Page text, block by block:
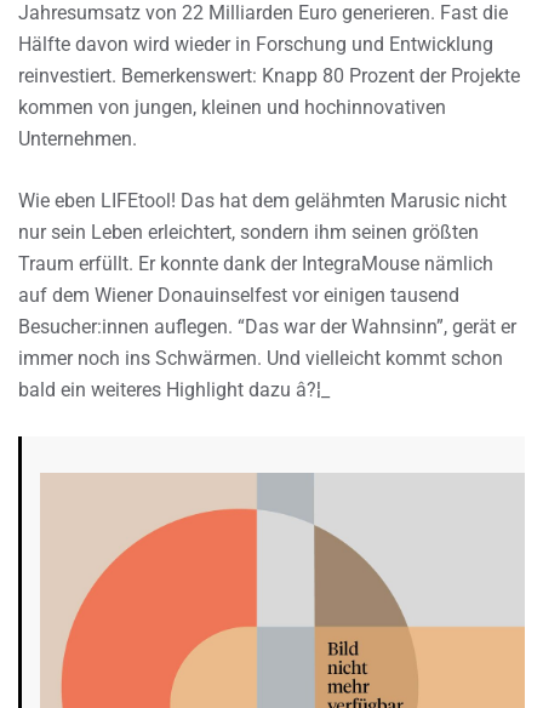
Jahresumsatz von 22 Milliarden Euro generieren. Fast die
Hälfte davon wird wieder in Forschung und Entwicklung
reinvestiert. Bemerkenswert: Knapp 80 Prozent der Projekte
kommen von jungen, kleinen und hochinnovativen
Unternehmen.
Wie eben LIFEtool! Das hat dem gelähmten Marusic nicht
nur sein Leben erleichtert, sondern ihm seinen größten
Traum erfüllt. Er konnte dank der IntegraMouse nämlich
auf dem Wiener Donauinselfest vor einigen tausend
Besucher:innen auflegen. “Das war der Wahnsinn”, gerät er
immer noch ins Schwärmen. Und vielleicht kommt schon
bald ein weiteres Highlight dazu â?¦_